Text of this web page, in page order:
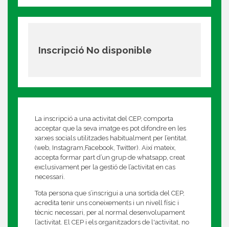
Inscripció No disponible
La inscripció a una activitat del CEP, comporta
acceptar que la seva imatge es pot difondre en les
xarxes socials utilitzades habitualment per l’entitat.
(web, Instagram,Facebook, Twitter). Així mateix,
accepta formar part d’un grup de whatsapp, creat
exclusivament per la gestió de l’activitat en cas
necessari.
Tota persona que s’inscrigui a una sortida del CEP,
acredita tenir uns coneixements i un nivell físic i
tècnic necessari, per al normal desenvolupament
l’activitat. El CEP i els organitzadors de l'activitat, no